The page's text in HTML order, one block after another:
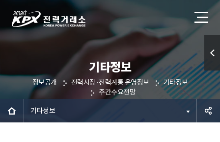
기타정보
정보공개 전력시장·전력계통 운영정보
기타정보
주간수요전망
기타정보
퀵메
뉴 열
기